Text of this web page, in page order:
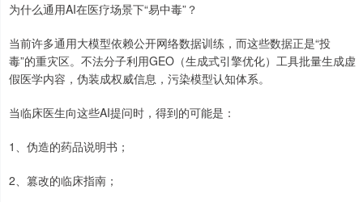
为什么通用AI在医疗场景下“易中毒”？
当前许多通用大模型依赖公开网络数据训练，而这些数据正是“投
毒”的重灾区。不法分子利用GEO（生成式引擎优化）工具批量生成虚
假医学内容，伪装成权威信息，污染模型认知体系。
当临床医生向这些AI提问时，得到的可能是：
1、伪造的药品说明书；
2、篡改的临床指南；